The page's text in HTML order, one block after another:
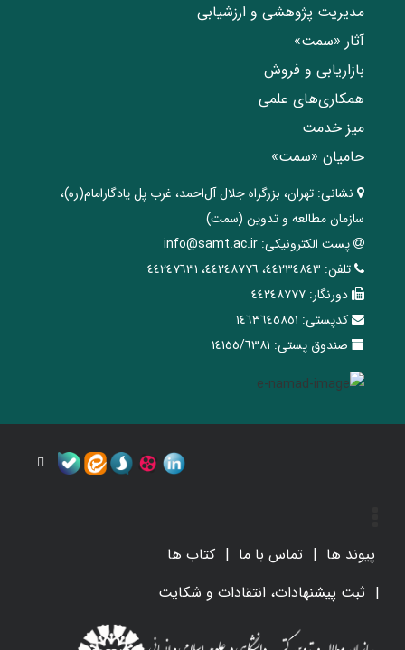
مدیریت پژوهشی و ارزشیابی
آثار «سمت»
بازاریابی و فروش
همکاری‌های علمی
میز خدمت
حامیان «سمت»
نشانی: تهران، ‌بزرگراه ‌جلال آل‌احمد، غرب پل يادگار‌امام(ره)‌،
سازمان مطالعه و تدوین‌ (سمت)
پست الکترونیکی: info@samt.ac.ir
تلفن: ٤٤٢٣٤٨٤٣، ٤٤٢٤٨٧٧٦، ٤٤٢٤٧٦٣١
دورنگار: ٤٤٢٤٨٧٧٧
کدپستی: ١٤٦٣٦٤٥٨٥١
صندوق پستی: ١٤١٥٥/٦٣٨١
پیوند ها تماس با ما
کتاب ها
ثبت پیشنهادات، انتقادات و شکایت